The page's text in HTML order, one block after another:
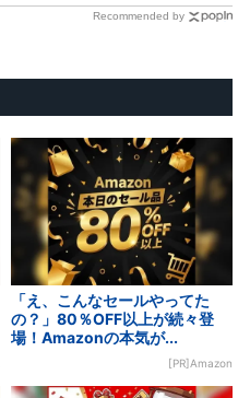
Recommended by
「え、こんなセールやってた
の？」80％OFF以上が続々登
場！Amazonの本気が...
[PR]Amazon